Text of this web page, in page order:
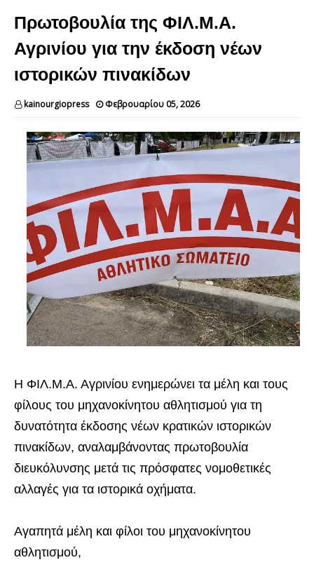
Πρωτοβουλία της ΦΙΛ.Μ.Α.
Αγρινίου για την έκδοση νέων
ιστορικών πινακίδων
kainourgiopress Φεβρουαρίου 05, 2026
Η ΦΙΛ.Μ.Α. Αγρινίου ενημερώνει τα μέλη και τους
φίλους του μηχανοκίνητου αθλητισμού για τη
δυνατότητα έκδοσης νέων κρατικών ιστορικών
πινακίδων, αναλαμβάνοντας πρωτοβουλία
διευκόλυνσης μετά τις πρόσφατες νομοθετικές
αλλαγές για τα ιστορικά οχήματα.
Αγαπητά μέλη και φίλοι του μηχανοκίνητου
αθλητισμού,